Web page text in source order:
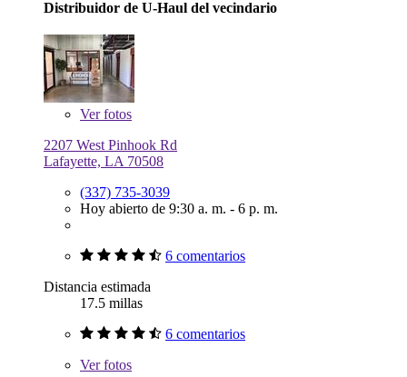
Distribuidor de U-Haul del vecindario
Verfotos
2207 West Pinhook Rd
Lafayette, LA 70508
(337) 735-3039
Hoy abierto de 9:30 a. m. - 6 p. m.
6 comentarios
Distancia estimada
17.5 millas
6 comentarios
Verfotos